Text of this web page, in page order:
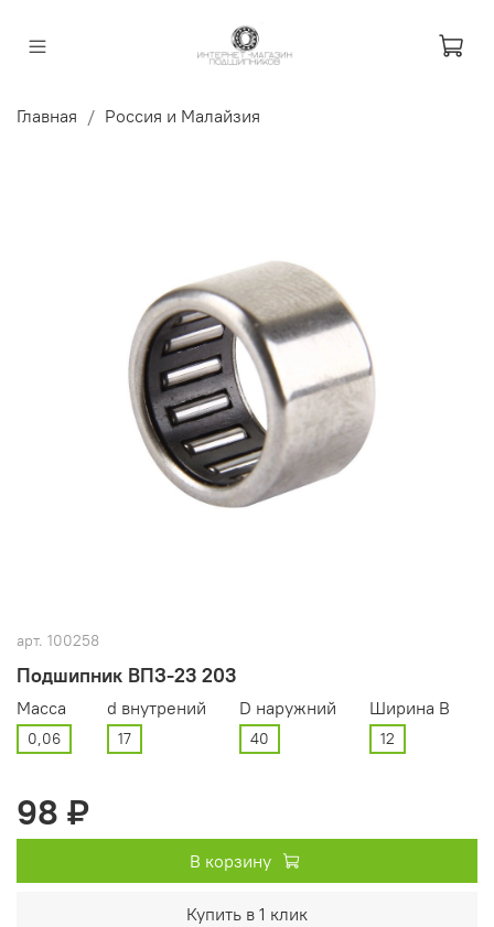
Главная Россия и Малайзия
арт. 100258
Подшипник ВПЗ-23 203
Масса
0,06
d внутрений
17
D наружний
40
Ширина В
12
98 ₽
В корзину
Купить в 1 клик